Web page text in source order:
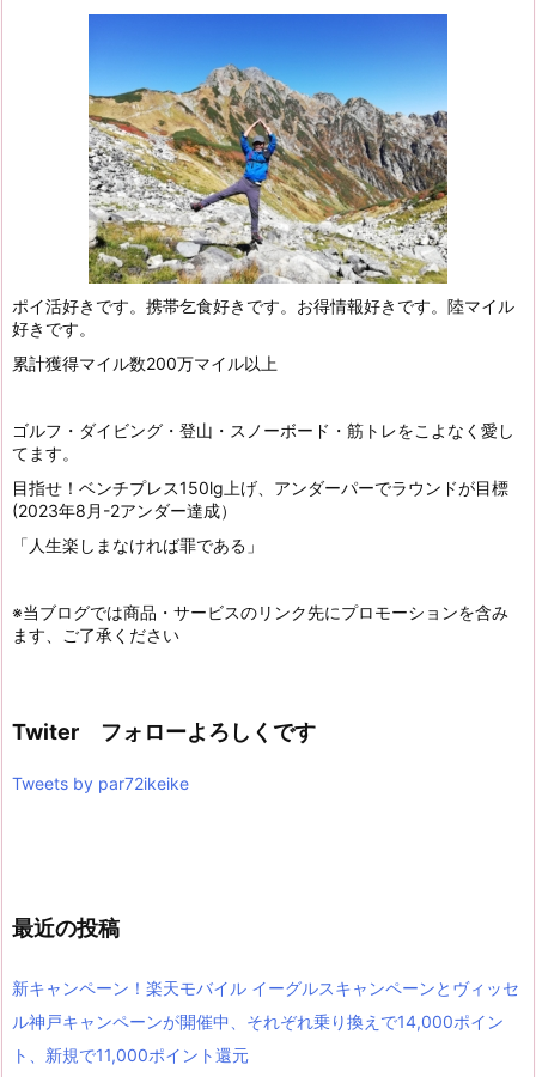
ポイ活好きです。携帯乞食好きです。お得情報好きです。陸マイル
好きです。
累計獲得マイル数200万マイル以上
ゴルフ・ダイビング・登山・スノーボード・筋トレをこよなく愛し
てます。
目指せ！ベンチプレス150lg上げ、アンダーパーでラウンドが目標
(2023年8月-2アンダー達成）
「人生楽しまなければ罪である」
※当ブログでは商品・サービスのリンク先にプロモーションを含み
ます、ご了承ください
Twiter フォローよろしくです
Tweets by par72ikeike
最近の投稿
新キャンペーン！楽天モバイル イーグルスキャンペーンとヴィッセ
ル神戸キャンペーンが開催中、それぞれ乗り換えで14,000ポイン
ト、新規で11,000ポイント還元